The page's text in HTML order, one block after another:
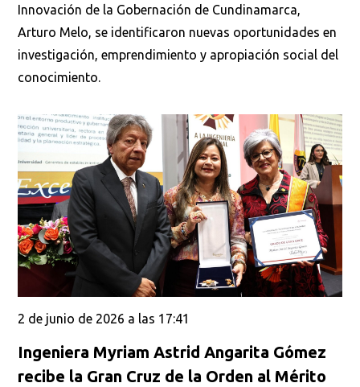
Innovación de la Gobernación de Cundinamarca,
Arturo Melo, se identificaron nuevas oportunidades en
investigación, emprendimiento y apropiación social del
conocimiento.
2 de junio de 2026 a las 17:41
Ingeniera Myriam Astrid Angarita Gómez
recibe la Gran Cruz de la Orden al Mérito